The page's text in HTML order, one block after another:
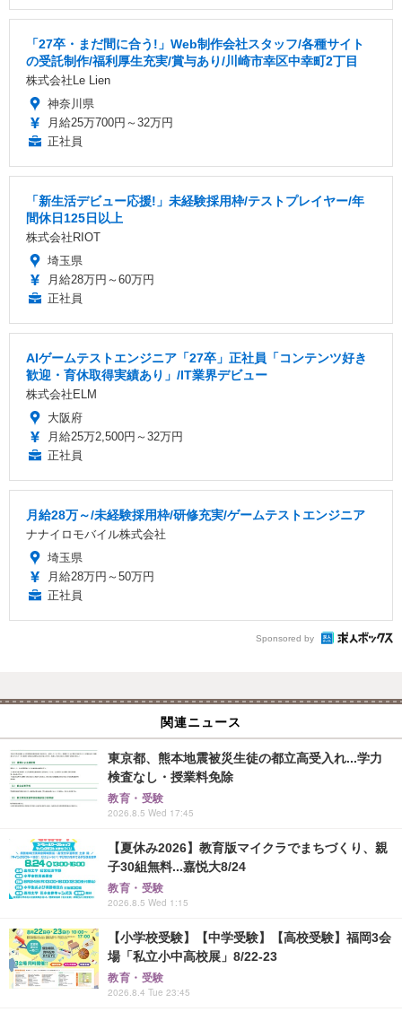
「27卒・まだ間に合う!」Web制作会社スタッフ/各種サイト
の受託制作/福利厚生充実/賞与あり/川崎市幸区中幸町2丁目
株式会社Le Lien
神奈川県
月給25万700円～32万円
正社員
「新生活デビュー応援!」未経験採用枠/テストプレイヤー/年
間休日125日以上
株式会社RIOT
埼玉県
月給28万円～60万円
正社員
AIゲームテストエンジニア「27卒」正社員「コンテンツ好き
歓迎・育休取得実績あり」/IT業界デビュー
株式会社ELM
大阪府
月給25万2,500円～32万円
正社員
月給28万～/未経験採用枠/研修充実/ゲームテストエンジニア
ナナイロモバイル株式会社
埼玉県
月給28万円～50万円
正社員
Sponsored by
関連ニュース
東京都、熊本地震被災生徒の都立高受入れ...学力
検査なし・授業料免除
教育・受験
2026.8.5 Wed 17:45
【夏休み2026】教育版マイクラでまちづくり、親
子30組無料...嘉悦大8/24
教育・受験
2026.8.5 Wed 1:15
【小学校受験】【中学受験】【高校受験】福岡3会
場「私立小中高校展」8/22-23
教育・受験
2026.8.4 Tue 23:45